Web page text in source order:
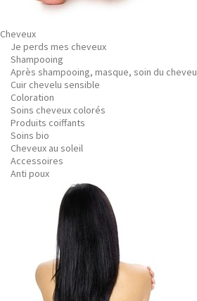
Cheveux
Je perds mes cheveux
Shampooing
Après shampooing, masque, soin du cheveu
Cuir chevelu sensible
Coloration
Soins cheveux colorés
Produits coiffants
Soins bio
Cheveux au soleil
Accessoires
Anti poux